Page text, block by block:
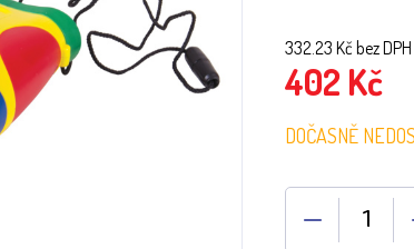
332.23 Kč bez DPH
402Kč
DOČASNĚ